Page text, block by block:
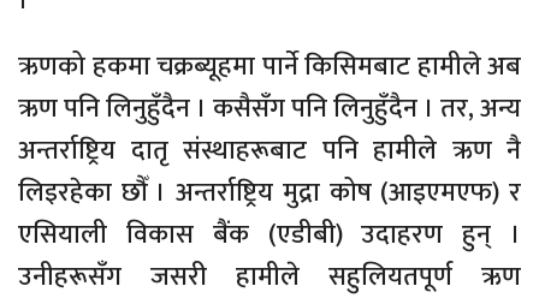
ऋणको हकमा चक्रब्यूहमा पार्ने किसिमबाट हामीले अब
ऋण पनि लिनुहुँदैन । कसैसँग पनि लिनुहुँदैन । तर, अन्य
अन्तर्राष्ट्रिय दातृ संस्थाहरूबाट पनि हामीले ऋण नै
लिइरहेका छौँ । अन्तर्राष्ट्रिय मुद्रा कोष (आइएमएफ) र
एसियाली विकास बैंक (एडीबी) उदाहरण हुन् ।
उनीहरूसँग जसरी हामीले सहुलियतपूर्ण ऋण